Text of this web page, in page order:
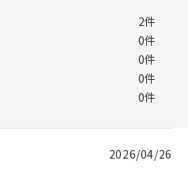
2件
0件
0件
0件
0件
2026/04/26